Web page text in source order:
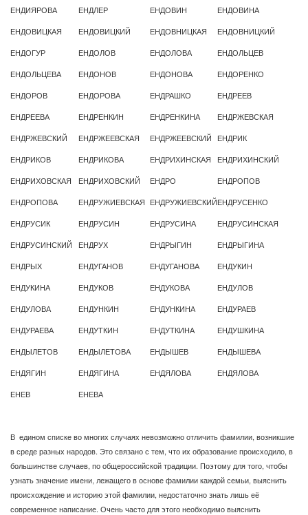
ЕНДИЯРОВА ЕНДЛЕР ЕНДОВИН ЕНДОВИНА
ЕНДОВИЦКАЯ ЕНДОВИЦКИЙ ЕНДОВНИЦКАЯ ЕНДОВНИЦКИЙ
ЕНДОГУР ЕНДОЛОВ ЕНДОЛОВА ЕНДОЛЬЦЕВ
ЕНДОЛЬЦЕВА ЕНДОНОВ ЕНДОНОВА ЕНДОРЕНКО
ЕНДОРОВ ЕНДОРОВА ЕНДРАШКО ЕНДРЕЕВ
ЕНДРЕЕВА ЕНДРЕНКИН ЕНДРЕНКИНА ЕНДРЖЕВСКАЯ
ЕНДРЖЕВСКИЙ ЕНДРЖЕЕВСКАЯ ЕНДРЖЕЕВСКИЙ ЕНДРИК
ЕНДРИКОВ ЕНДРИКОВА ЕНДРИХИНСКАЯ ЕНДРИХИНСКИЙ
ЕНДРИХОВСКАЯ ЕНДРИХОВСКИЙ ЕНДРО ЕНДРОПОВ
ЕНДРОПОВА ЕНДРУЖИЕВСКАЯ ЕНДРУЖИЕВСКИЙЕНДРУСЕНКО
ЕНДРУСИК ЕНДРУСИН ЕНДРУСИНА ЕНДРУСИНСКАЯ
ЕНДРУСИНСКИЙ ЕНДРУХ ЕНДРЫГИН ЕНДРЫГИНА
ЕНДРЫХ ЕНДУГАНОВ ЕНДУГАНОВА ЕНДУКИН
ЕНДУКИНА ЕНДУКОВ ЕНДУКОВА ЕНДУЛОВ
ЕНДУЛОВА ЕНДУНКИН ЕНДУНКИНА ЕНДУРАЕВ
ЕНДУРАЕВА ЕНДУТКИН ЕНДУТКИНА ЕНДУШКИНА
ЕНДЫЛЕТОВ ЕНДЫЛЕТОВА ЕНДЫШЕВ ЕНДЫШЕВА
ЕНДЯГИН ЕНДЯГИНА ЕНДЯЛОВА ЕНДЯЛОВА
ЕНЕВ ЕНЕВА
В едином списке во многих случаях невозможно отличить фамилии, возникшие
в среде разных народов. Это связано с тем, что их образование происходило, в
большинстве случаев, по общероссийской традиции. Поэтому для того, чтобы
узнать значение имени, лежащего в основе фамилии каждой семьи, выяснить
происхождение и историю этой фамилии, недостаточно знать лишь её
современное написание. Очень часто для этого необходимо выяснить